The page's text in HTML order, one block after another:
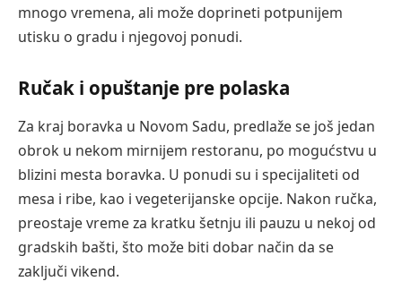
mnogo vremena, ali može doprineti potpunijem
utisku o gradu i njegovoj ponudi.
Ručak i opuštanje pre polaska
Za kraj boravka u Novom Sadu, predlaže se još jedan
obrok u nekom mirnijem restoranu, po mogućstvu u
blizini mesta boravka. U ponudi su i specijaliteti od
mesa i ribe, kao i vegeterijanske opcije. Nakon ručka,
preostaje vreme za kratku šetnju ili pauzu u nekoj od
gradskih bašti, što može biti dobar način da se
zaključi vikend.